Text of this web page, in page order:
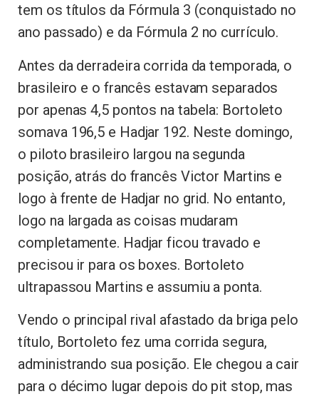
tem os títulos da Fórmula 3 (conquistado no
ano passado) e da Fórmula 2 no currículo.
Antes da derradeira corrida da temporada, o
brasileiro e o francês estavam separados
por apenas 4,5 pontos na tabela: Bortoleto
somava 196,5 e Hadjar 192. Neste domingo,
o piloto brasileiro largou na segunda
posição, atrás do francês Victor Martins e
logo à frente de Hadjar no grid. No entanto,
logo na largada as coisas mudaram
completamente. Hadjar ficou travado e
precisou ir para os boxes. Bortoleto
ultrapassou Martins e assumiu a ponta.
Vendo o principal rival afastado da briga pelo
título, Bortoleto fez uma corrida segura,
administrando sua posição. Ele chegou a cair
para o décimo lugar depois do pit stop, mas